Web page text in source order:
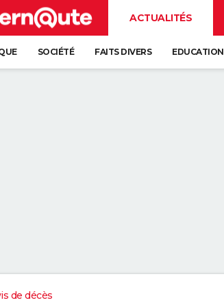
ACTUALITÉS
SOCIÉTÉ FAITS DIVERS EDUCATION
de décès